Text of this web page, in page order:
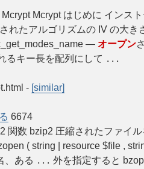
Mcrypt はじめに インス
されたアルゴリズムの IV の大き
— オープン
るキー長を配列にして ...
- [similar]
6674
関数 bzip2 圧縮されたファイル
( string | resource $file ,
、ある ... 外を指定すると